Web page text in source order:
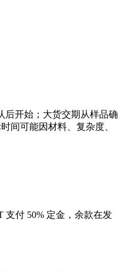
后开始；大货交期从样品确
间可能因材料、复杂度、
支付 50% 定金，余款在发